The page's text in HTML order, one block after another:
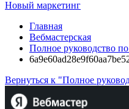
Новый маркетинг
Главная
Вебмастерская
Полное руководство
Вернуться к "Полное